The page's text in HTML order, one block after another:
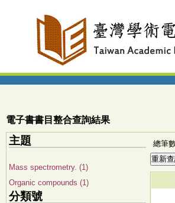
電子書書目整合查詢結果
主題
Mass spectrometry. (1)
Organic compounds (1)
分類號
總筆